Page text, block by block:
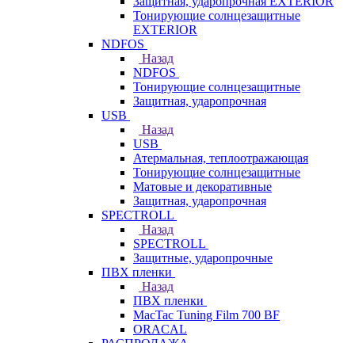
Тонирующие солнцезащитные
EXTERIOR
NDFOS
Назад
NDFOS
Тонирующие солнцезащитные
Защитная, ударопрочная
USB
Назад
USB
Атермальная, теплоотражающая
Тонирующие солнцезащитные
Матовые и декоративные
Защитная, ударопрочная
SPECTROLL
Назад
SPECTROLL
Защитные, ударопрочные
ПВХ пленки
Назад
ПВХ пленки
MacTac Tuning Film 700 BF
ORACAL